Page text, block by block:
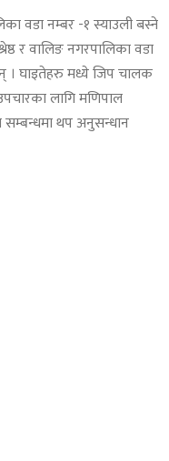
वडा नम्बर -१ स्याउली बस्ने
र वालिङ नगरपालिका वडा
। घाइतेहरु मध्ये जिप चालक
लागि मणिपाल
सम्बन्धमा थप अनुसन्धान